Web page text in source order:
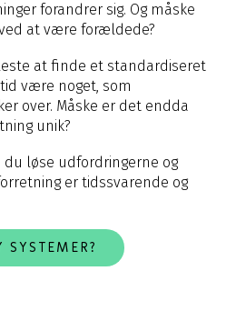
forandrer sig. Og måske
at være forældede?
at finde et standardiseret
være noget, som
over. Måske er det endda
unik?
du løse udfordringerne og
er tidssvarende og
SYSTEMER?